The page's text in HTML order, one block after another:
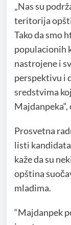
„Nas su
teritorija
Tako da smo
populacionih
nastrojene i
perspektivu i
sredstvima
Prosvetna
listi
kaže da su
opština
mladima.
“Majdanpek